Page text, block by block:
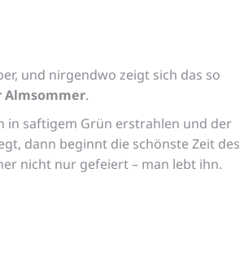
und nirgendwo zeigt sich das so
Almsommer.
in saftigem Grün erstrahlen und der
dann beginnt die schönste Zeit des
nicht nur gefeiert – man lebt ihn.